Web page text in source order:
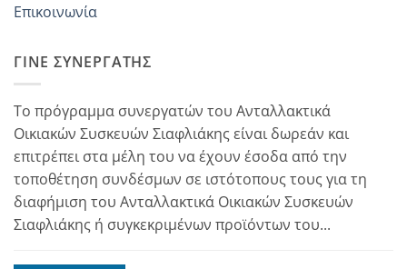
Επικοινωνία
ΓΊΝΕ ΣΥΝΕΡΓΆΤΗΣ
Το πρόγραμμα συνεργατών του Ανταλλακτικά
Οικιακών Συσκευών Σιαφλιάκης είναι δωρεάν και
επιτρέπει στα μέλη του να έχουν έσοδα από την
τοποθέτηση συνδέσμων σε ιστότοπους τους για τη
διαφήμιση του Ανταλλακτικά Οικιακών Συσκευών
Σιαφλιάκης ή συγκεκριμένων προϊόντων του...